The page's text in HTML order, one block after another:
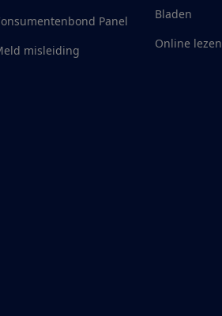
Panel
misleiding
Bladen
Online lezen